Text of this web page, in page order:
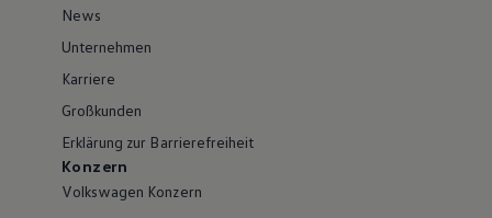
News
Unternehmen
Karriere
Großkunden
Erklärung zur Barrierefreiheit
Konzern
Volkswagen Konzern